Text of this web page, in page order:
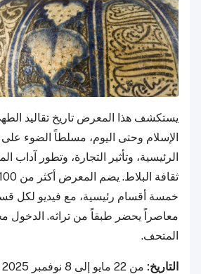
يستكشف هذا المعرض تاريخ تقاليد
الإسلام وحتى اليوم، مسلطاً الضوء على
الرئيسية، وتأثير التجارة، وتطور آداب
خمسة أقسام رئيسية، مع فيديو لكل
معاصراً يحضر طبقاً من تراثه. الدخول
المتحف.
التاريخ: من 22 مايو إلى 8 نوفمبر 2025